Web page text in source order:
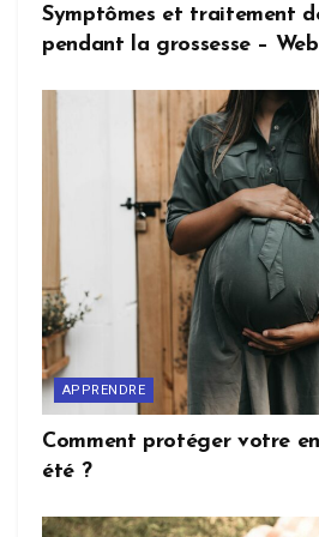
Symptômes et traitement
pendant la grossesse –
APPRENDRE
Comment protéger votre
été ?